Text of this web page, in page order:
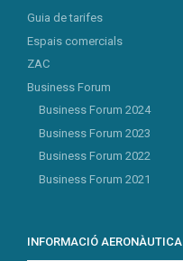
Guia de tarifes
Espais comercials
ZAC
Business Forum
Business Forum 2024
Business Forum 2023
Business Forum 2022
Business Forum 2021
INFORMACIÓ AERONÀUTICA